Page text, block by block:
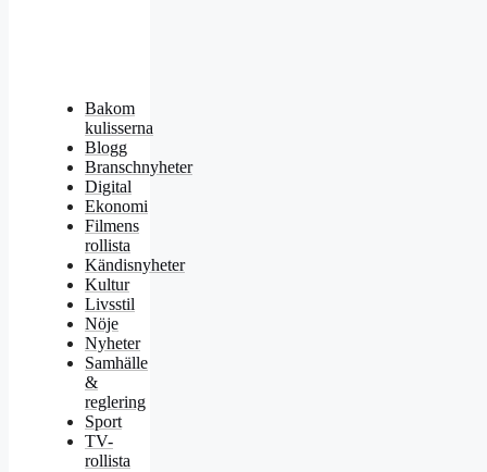
Bakom
kulisserna
Blogg
Branschnyheter
Digital
Ekonomi
Filmens
rollista
Kändisnyheter
Kultur
Livsstil
Nöje
Nyheter
Samhälle
&
reglering
Sport
TV-
rollista